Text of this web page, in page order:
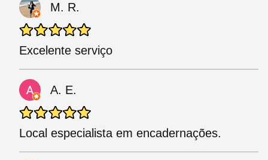
M. R.
Excelente serviço
A. E.
Local especialista em encadernações.